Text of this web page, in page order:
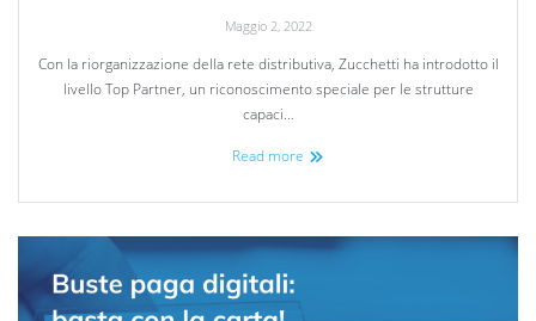
Maggio 2, 2022
Con la riorganizzazione della rete distributiva, Zucchetti ha introdotto il
livello Top Partner, un riconoscimento speciale per le strutture
capaci…
Read more